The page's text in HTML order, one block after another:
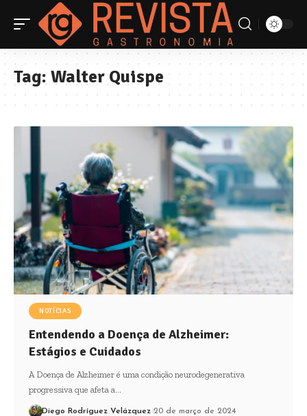
Tag:Walter Quispe
NOTÍCIAS
Entendendo a Doença de Alzheimer:
Estágios e Cuidados
A Doença de Alzheimer é uma condição neurodegenerativa
progressiva que afeta a…
Diego Rodríguez Velázquez 20 de março de 2024